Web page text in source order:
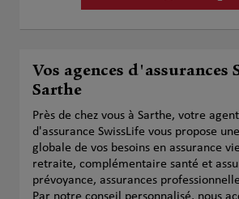
Vos agences d'assurances
Sarthe
Près de chez vous à Sarthe, votre
d'assurance SwissLife vous propose
globale de vos besoins en assurance
retraite, complémentaire santé et
prévoyance, assurances